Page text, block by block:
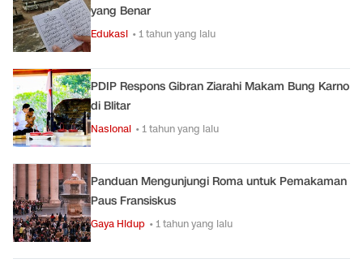
yang Benar
Edukasi • 1 tahun yang lalu
PDIP Respons Gibran Ziarahi Makam Bung Karno
di Blitar
Nasional • 1 tahun yang lalu
Panduan Mengunjungi Roma untuk Pemakaman
Paus Fransiskus
Gaya Hidup • 1 tahun yang lalu